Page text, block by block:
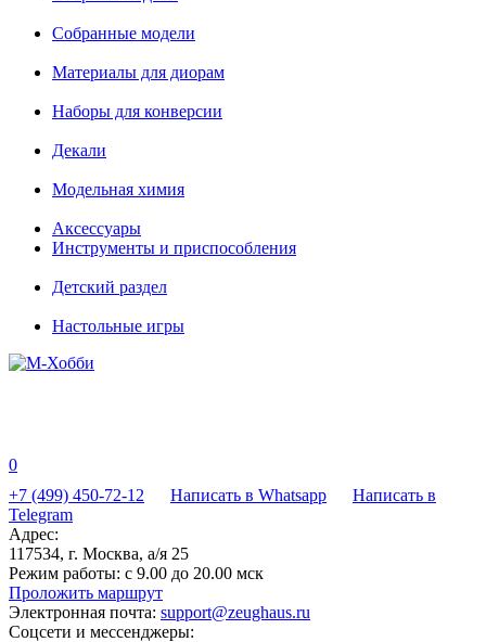
Собранные модели
Материалы для диорам
Наборы для конверсии
Декали
Модельная химия
Аксессуары
Инструменты и приспособления
Детский раздел
Настольные игры
0
+7 (499) 450-72-12
Написать в Whatsapp
Написать в
Telegram
Адрес:
117534, г. Москва, а/я 25
Режим работы: с 9.00 до 20.00 мск
Проложить маршрут
Электронная почта: support@zeughaus.ru
Соцсети и мессенджеры: